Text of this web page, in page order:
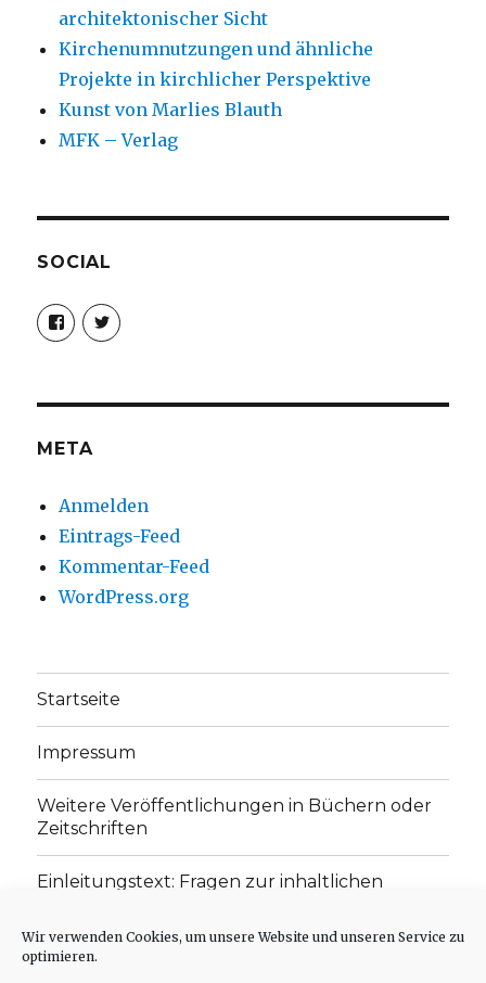
Wir verwenden Cookies, um unsere Website und unseren Service zu
optimieren.
architektonischer Sicht
Kirchenumnutzungen und ähnliche
Projekte in kirchlicher Perspektive
Kunst von Marlies Blauth
MFK – Verlag
SOCIAL
Profil
von
christoph.fleischer1
anzeigen
Profil
von
anzeigen
META
Anmelden
Eintrags-Feed
Kommentar-Feed
WordPress.org
Startseite
Impressum
Weitere Veröffentlichungen in Büchern oder
Zeitschriften
Einleitungstext: Fragen zur inhaltlichen
„schwachen Glaubens“